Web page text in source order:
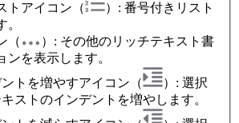
トアイコン（
）: 番号付きリスト
。
（
）: その他のリッチテキスト書
ンを表示します。
トを増やすアイコン（
）: 選択
ストのインデントを増やします。